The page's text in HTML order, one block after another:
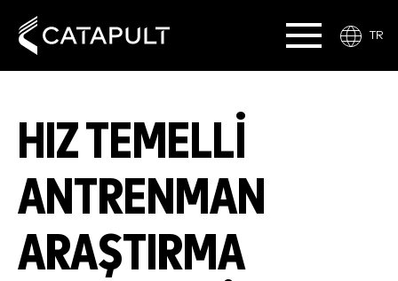
TR
HIZ TEMELLI
ANTRENMAN
ARAŞTIRMA